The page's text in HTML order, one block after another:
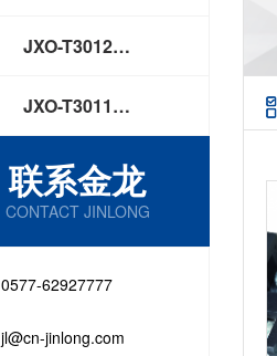
JXO-T3012…
JXO-T3011…
联系金龙
CONTACT JINLONG
0577-62927777
jl@cn-jinlong.com